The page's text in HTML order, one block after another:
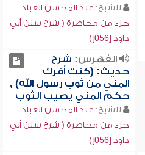
للشيخ: عبد المحسن العباد
جزء من محاضرة ( شرح سنن أبي
داود [056])
الفهرس: شرح
حديث: (كنت أفرك
المني من ثوب رسول الله) ,
حكم المني يصيب الثوب
للشيخ: عبد المحسن العباد
جزء من محاضرة ( شرح سنن أبي
داود [056])